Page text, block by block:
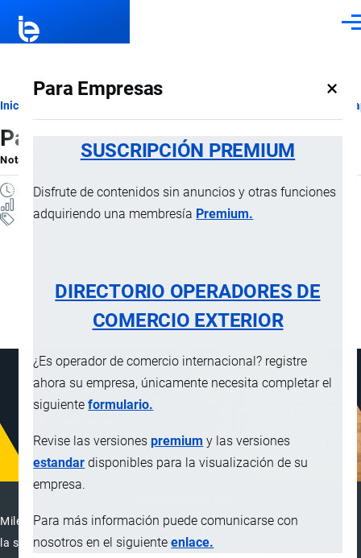
Para Empresas ×
SUSCRIPCIÓN PREMIUM
Disfrute de contenidos sin anuncios y otras funciones
adquiriendo una membresía Premium.
DIRECTORIO OPERADORES DE
COMERCIO EXTERIOR
¿Es operador de comercio internacional? registre
ahora su empresa, únicamente necesita completar el
siguienteformulario.
Revise las versionespremium y las versiones
estandar disponibles para la visualización de su
empresa.
Para más información puede comunicarse con
nosotros en el siguienteenlace.
Ruta
de
navegación
Inicio
Partida 85.49
Nota ExplicativaporImportaciones …, 22 Julio, 2024
2 MINUTOS
Notas Explicativas
85.49 Desperdicios y desechos,
eléctricos y electrónicos
Miles de visitantes ya vieron este anuncio, tu empresa puede ser
la siguiente